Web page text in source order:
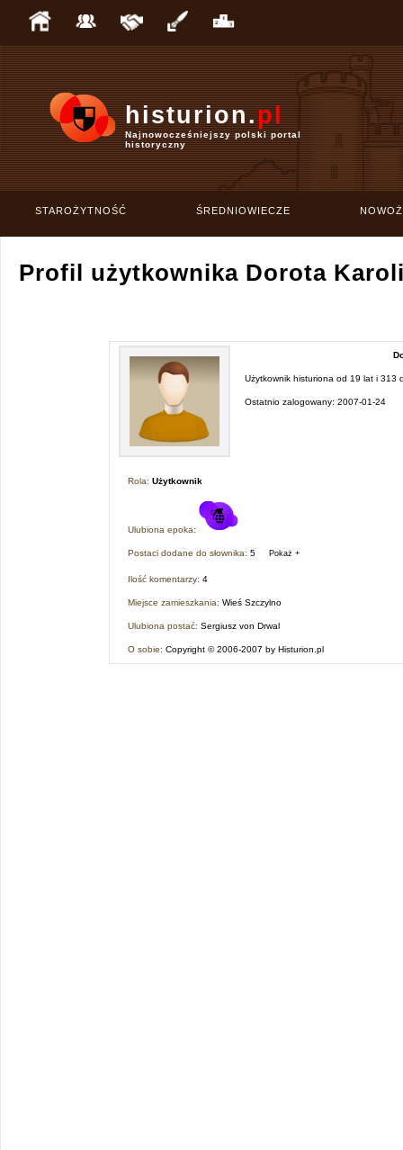
histurion.pl
Najnowocześniejszy polski portal
historyczny
STAROŻYTNOŚĆ ŚREDNIOWIECZE
Profil użytkownika Dorota
Użytkownik histuriona od 19 lat i 313
Ostatnio zalogowany: 2007-01-24
Rola: Użytkownik
Ulubiona epoka:
Postaci dodane do słownika: 5 Pokaż +
Ilość komentarzy: 4
Miejsce zamieszkania: Wieś Szczylno
Ulubiona postać: Sergiusz von Drwal
O sobie: Copyright © 2006-2007 by Histurion.pl